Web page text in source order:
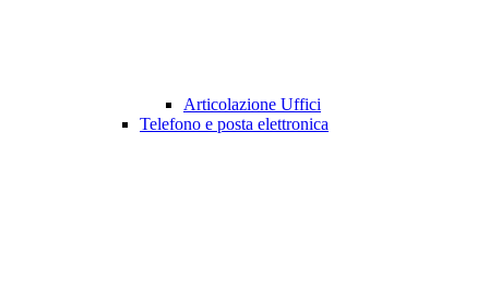
Articolazione Uffici
Telefono e posta elettronica